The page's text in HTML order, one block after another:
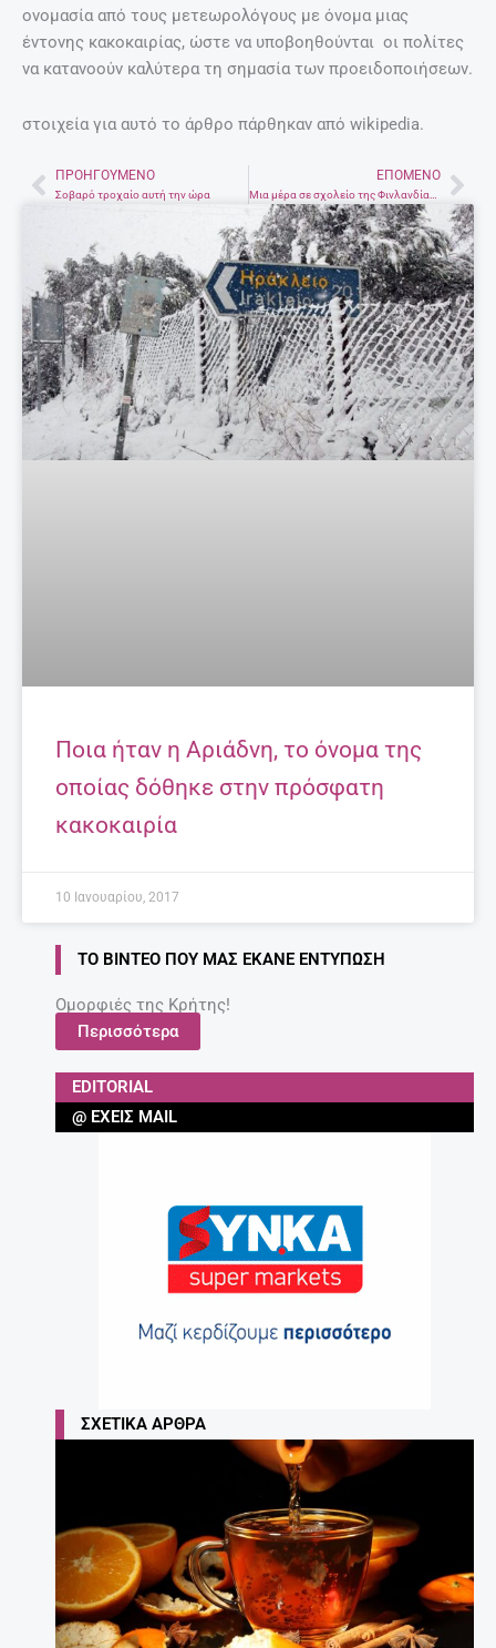
ονομασία από τους μετεωρολόγους με όνομα μιας
έντονης κακοκαιρίας, ώστε να υποβοηθούνται οι πολίτες
να κατανοούν καλύτερα τη σημασία των προειδοποιήσεων.
στοιχεία για αυτό το άρθρο πάρθηκαν από wikipedia.
PrevΠΡΟΗΓΟΎΜΕΝΟ
Σοβαρό τροχαίο αυτή την ώρα
ΕΠΌΜΕΝΟ
Μια μέρα σε σχολείο της Φινλανδίας: video!!!
Ποια ήταν η Αριάδνη, το όνομα της
οποίας δόθηκε στην πρόσφατη
κακοκαιρία
10 Ιανουαρίου, 2017
ΤΟ ΒΊΝΤΕΟ ΠΟΥ ΜΑΣ ΈΚΑΝΕ ΕΝΤΎΠΩΣΗ
Ομορφιές της Κρήτης!
Περισσότερα
EDITORIAL
@ ΈΧΕΙΣ MAIL
ΣΧΕΤΙΚΆ ΆΡΘΡΑ